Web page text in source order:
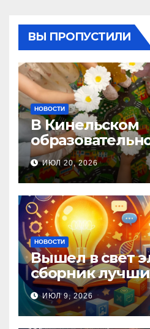
ВЫ ПРОПУСТИЛИ
НОВОСТИ
В Кинельском
прошла
помощи,
семьи, любви
ИЮЛ 20, 2026
НОВОСТИ
Вышел в свет
сборник
педагогов
образования!
ИЮЛ 9, 2026